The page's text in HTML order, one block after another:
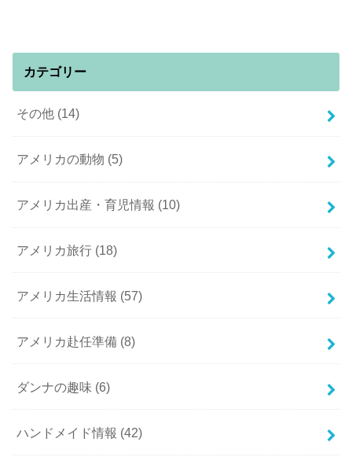
カテゴリー
その他 (14)
アメリカの動物 (5)
アメリカ出産・育児情報 (10)
アメリカ旅行 (18)
アメリカ生活情報 (57)
アメリカ赴任準備 (8)
ダンナの趣味 (6)
ハンドメイド情報 (42)